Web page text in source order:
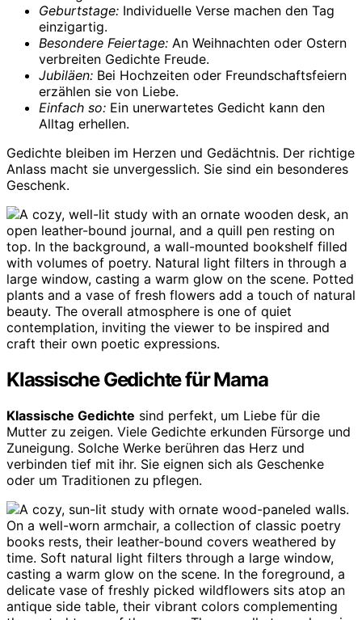
Geburtstage: Individuelle Verse machen den Tag
einzigartig.
Besondere Feiertage: An Weihnachten oder Ostern
verbreiten Gedichte Freude.
Jubiläen: Bei Hochzeiten oder Freundschaftsfeiern
erzählen sie von Liebe.
Einfach so: Ein unerwartetes Gedicht kann den
Alltag erhellen.
Gedichte bleiben im Herzen und Gedächtnis. Der richtige
Anlass macht sie unvergesslich. Sie sind ein besonderes
Geschenk.
Klassische Gedichte für Mama
Klassische Gedichte sind perfekt, um Liebe für die
Mutter zu zeigen. Viele Gedichte erkunden Fürsorge und
Zuneigung. Solche Werke berühren das Herz und
verbinden tief mit ihr. Sie eignen sich als Geschenke
oder um Traditionen zu pflegen.